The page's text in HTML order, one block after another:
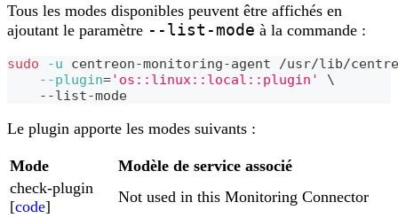
Tous les modes disponibles peuvent être affichés en
ajoutant le paramètre --list-mode à la commande :
sudo -u centreon-monitoring-agent /usr/lib/
--plugin='os::linux::local::plugin'
\
    --list-mode
Le plugin apporte les modes suivants :
Mode
Modèle de service associé
check-plugin
[code]
Not used in this Monitoring Connector